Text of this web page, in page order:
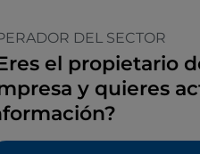
DEL SECTOR
el propietario
y quieres